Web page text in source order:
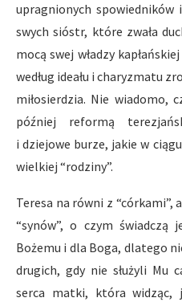
upragnionych spowiedników
swych sióstr, które zwała
mocą swej władzy
według ideału i charyzmatu
miłosierdzia. Nie wiadomo,
później reformą
i dziejowe burze, jakie w
wielkiej “rodziny”.
Teresa na równi z “córkami”,
“synów”, o czym świadczą
Bożemu i dla Boga, dlatego
drugich, gdy nie służyli Mu
serca matki, która widząc,